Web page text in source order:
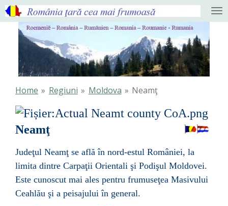
Ga
direct
naar
hoofdinhoud
Home » Regiuni » Moldova » Neamţ
Neamţ
Judeţul Neamţ se află în nord-estul României, la
limita dintre Carpaţii Orientali şi Podişul Moldovei.
Este cunoscut mai ales pentru frumuseţea Masivului
Ceahlău şi a peisajului în general.